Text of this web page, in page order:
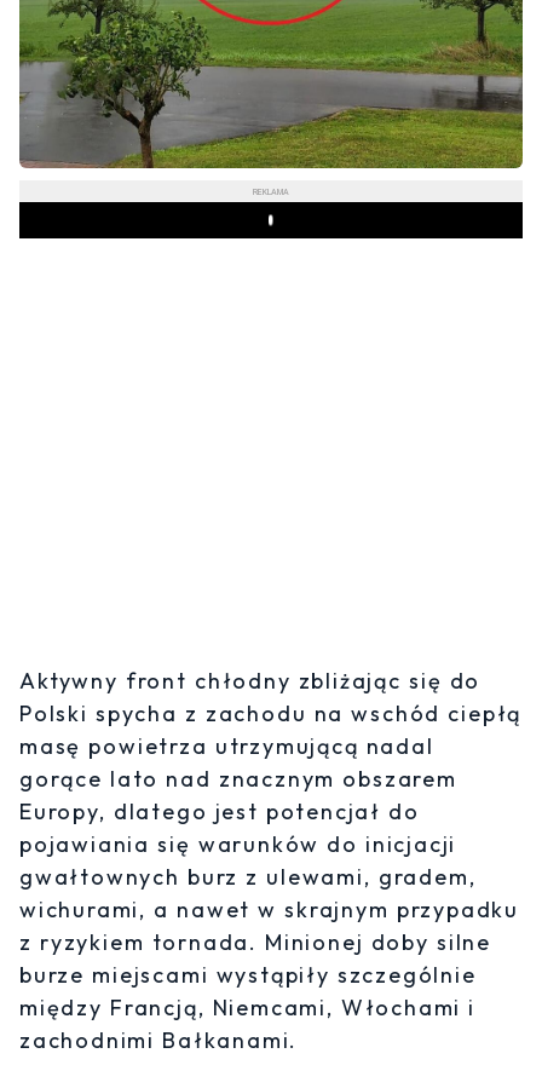
REKLAMA
Play
Aktywny front chłodny zbliżając się do
Polski spycha z zachodu na wschód ciepłą
masę powietrza utrzymującą nadal
gorące lato nad znacznym obszarem
Europy, dlatego jest potencjał do
pojawiania się warunków do inicjacji
gwałtownych burz z ulewami, gradem,
wichurami, a nawet w skrajnym przypadku
z ryzykiem tornada. Minionej doby silne
burze miejscami wystąpiły szczególnie
między Francją, Niemcami, Włochami i
zachodnimi Bałkanami.